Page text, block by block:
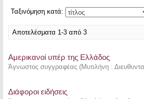
Ταξινόμηση κατά:
Αποτελέσματα 1-3 από 3
Αμερικανοί υπέρ της Ελλάδος
Άγνωστος συγγραφέας (Μυτιλήνη :
Διάφοροι ειδήσεις